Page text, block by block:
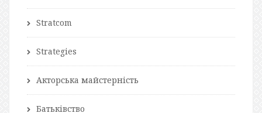
Stratcom
Strategies
Акторська майстерність
Батьківство